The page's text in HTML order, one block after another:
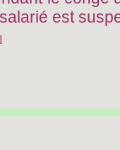
est